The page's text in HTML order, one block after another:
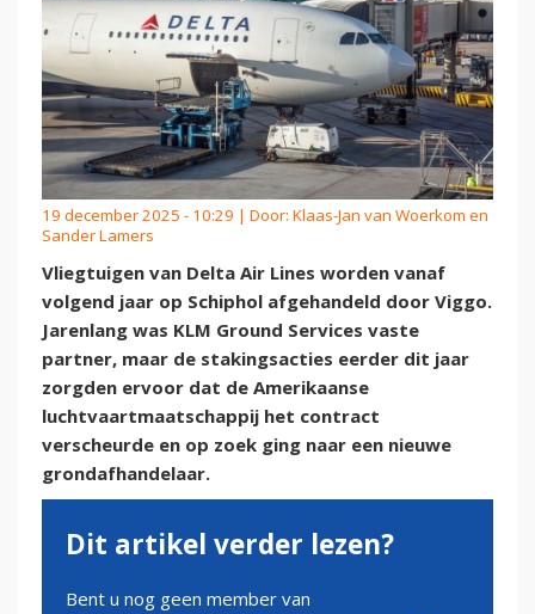
19 december 2025 - 10:29 | Door: Klaas-Jan van Woerkom en
Sander Lamers
Vliegtuigen van Delta Air Lines worden vanaf
volgend jaar op Schiphol afgehandeld door Viggo.
Jarenlang was KLM Ground Services vaste
partner, maar de stakingsacties eerder dit jaar
zorgden ervoor dat de Amerikaanse
luchtvaartmaatschappij het contract
verscheurde en op zoek ging naar een nieuwe
grondafhandelaar.
Dit artikel verder lezen?
Bent u nog geen member van